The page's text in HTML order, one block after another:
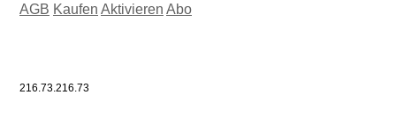
AGB Kaufen Aktivieren Abo
216.73.216.73